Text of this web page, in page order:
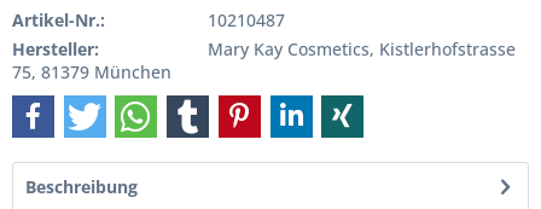
Artikel-Nr.:
10210487
Hersteller:
Mary Kay Cosmetics, Kistlerhofstrasse
75, 81379 München
Beschreibung